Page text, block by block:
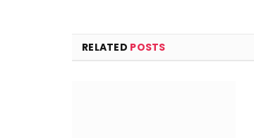
RELATED POSTS